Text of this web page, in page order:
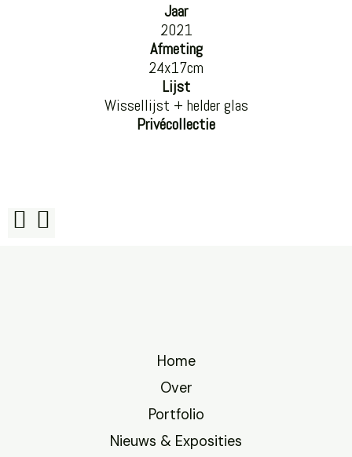
Jaar
2021
Afmeting
24x17cm
Lijst
Wissellijst + helder glas
Privécollectie
Home
Over
Portfolio
Nieuws & Exposities